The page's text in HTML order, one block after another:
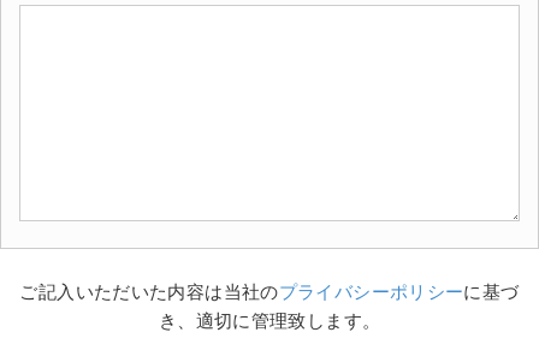
ご記入いただいた内容は当社のプライバシーポリシーに基づ
き、適切に管理致します。